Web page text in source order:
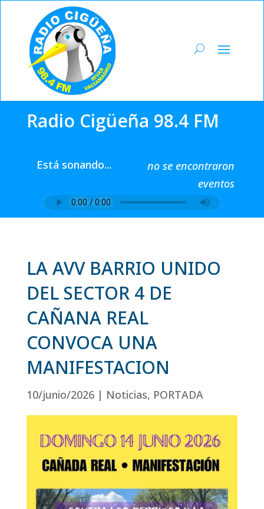
Radio Cigüeña 98.4 FM
Está sonando...
no se encontraron
eventos
LA AVV BARRIO UNIDO
DEL SECTOR 4 DE
CAÑANA REAL
CONVOCA UNA
MANIFESTACION
10/junio/2026| Noticias, PORTADA